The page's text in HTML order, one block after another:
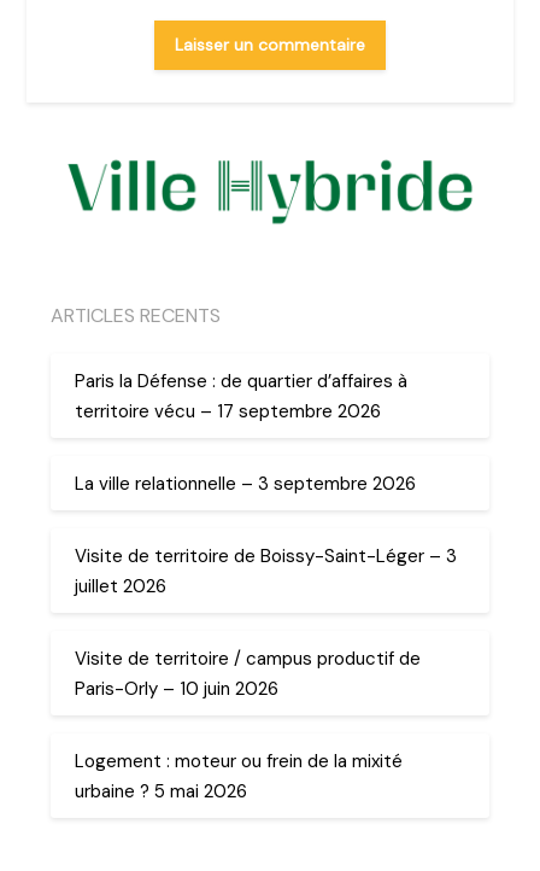
ARTICLES RECENTS
Paris la Défense : de quartier d’affaires à
territoire vécu – 17 septembre 2026
La ville relationnelle – 3 septembre 2026
Visite de territoire de Boissy-Saint-Léger – 3
juillet 2026
Visite de territoire / campus productif de
Paris-Orly – 10 juin 2026
Logement : moteur ou frein de la mixité
urbaine ? 5 mai 2026